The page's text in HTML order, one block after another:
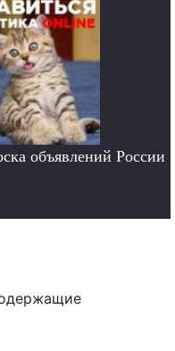
объявлений России